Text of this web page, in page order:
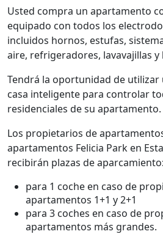
Usted compra un apartamento
equipado con todos los
incluidos hornos, estufas,
aire, refrigeradores, lavavajillas y
Tendrá la oportunidad de utilizar
casa inteligente para controlar
residenciales de su apartamento.
Los propietarios de
apartamentos Felicia Park en
recibirán plazas de aparcamiento:
para 1 coche en caso de
apartamentos 1+1 y 2+1
para 3 coches en caso de
apartamentos más grandes.